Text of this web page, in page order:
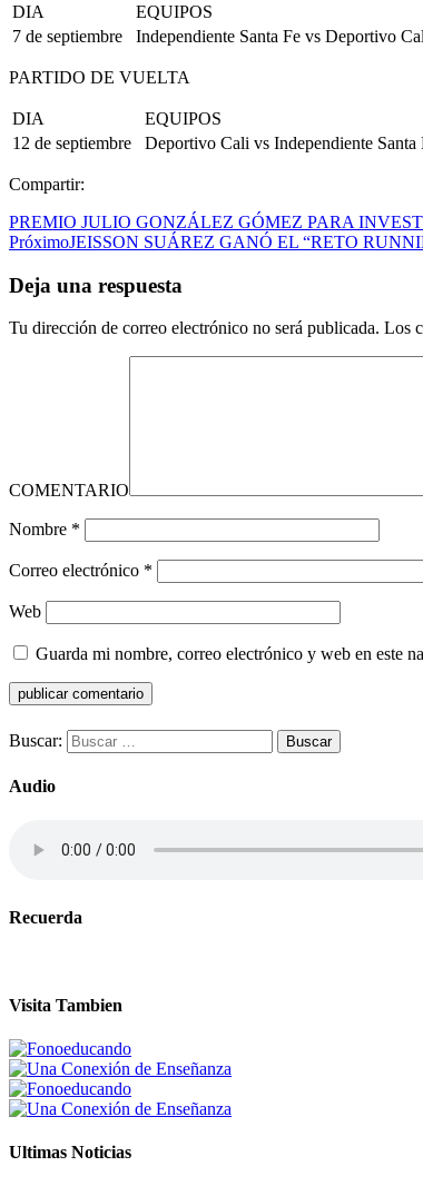
DIA EQUIPOS
7 de septiembre
Independiente Santa Fe vs Deportivo
PARTIDO DE VUELTA
DIA EQUIPOS
12 de septiembre
Deportivo Cali vs Independiente Santa
Compartir:
PREMIO JULIO GONZÁLEZ GÓMEZ PARA
PróximoJEISSON SUÁREZ GANÓ EL “RETO
Deja una respuesta
Tu dirección de correo electrónico no será publicada. Los
COMENTARIO
Nombre *
Correo electrónico *
Web
Guarda mi nombre, correo electrónico y web en este
Buscar:
Audio
Recuerda
Visita Tambien
Ultimas Noticias